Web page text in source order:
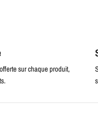
sur chaque produit,